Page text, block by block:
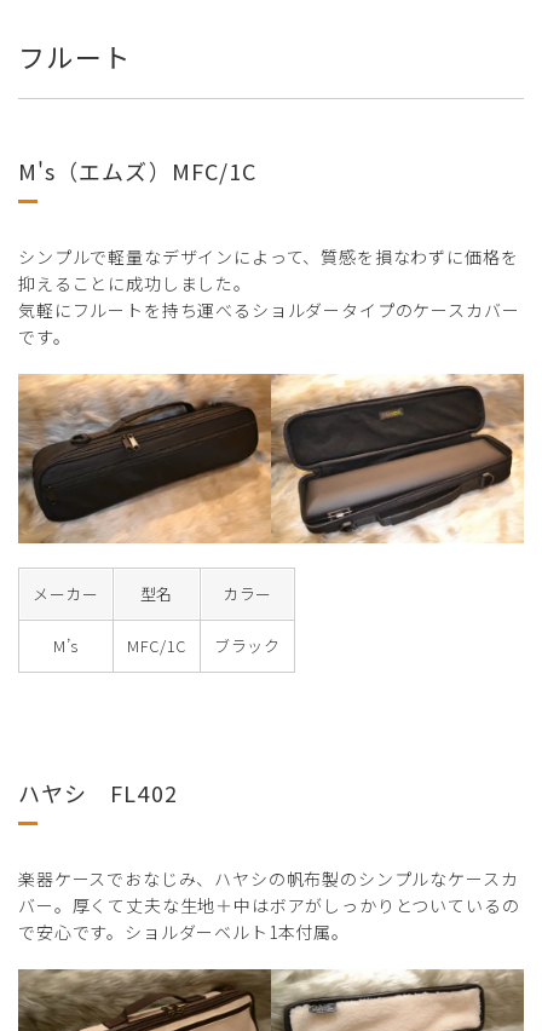
フルート
M's（エムズ）MFC/1C
シンプルで軽量なデザインによって、質感を損なわずに価格を
抑えることに成功しました。
気軽にフルートを持ち運べるショルダータイプのケースカバー
です。
メーカー 型名 カラー
M’s MFC/1C ブラック
ハヤシ FL402
楽器ケースでおなじみ、ハヤシの帆布製のシンプルなケースカ
バー。厚くて丈夫な生地＋中はボアがしっかりとついているの
で安心です。ショルダーベルト1本付属。